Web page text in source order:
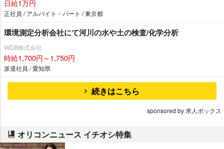
日給1万円
正社員 / アルバイト・パート / 東京都
環境測定分析会社にて河川の水や土の検査/化学分析
WDB株式会社
時給1,700円～1,750円
派遣社員 / 愛知県
続きはこちら
sponsored by 求人ボックス
オリコンニュース イチオシ特集